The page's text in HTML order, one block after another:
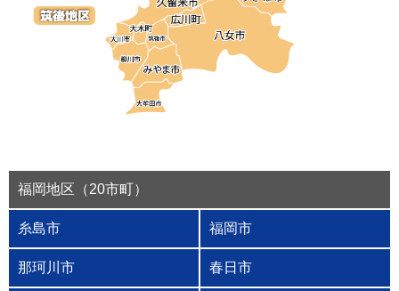
福岡地区（20市町）
糸島市 福岡市
那珂川市 春日市